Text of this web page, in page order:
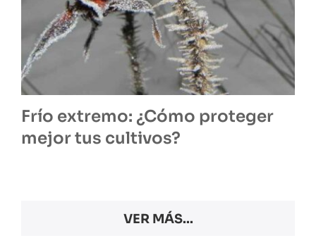
Frío extremo: ¿Cómo proteger
mejor tus cultivos?
VER MÁS...